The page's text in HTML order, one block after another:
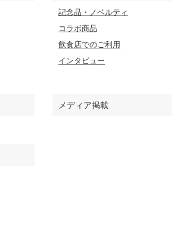
記念品・ノベルティ
コラボ商品
飲食店でのご利用
インタビュー
メディア掲載